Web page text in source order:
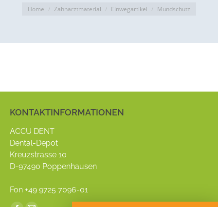
You are here:
Home Zahnarztmaterial Einwegartikel Mundschutz
KONTAKTINFORMATIONEN
ACCU DENT
Dental-Depot
Kreuzstrasse 10
D-97490 Poppenhausen
Fon +49 9725 7096-01